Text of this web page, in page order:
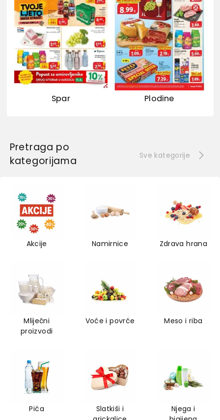
Spar Plodine
Pretraga po
kategorijama
Sve kategorije
Akcije Namirnice Zdrava hrana
Mliječni
proizvodi
Voće i povrće Meso i riba
Pića
Slatkiši i
Njega i